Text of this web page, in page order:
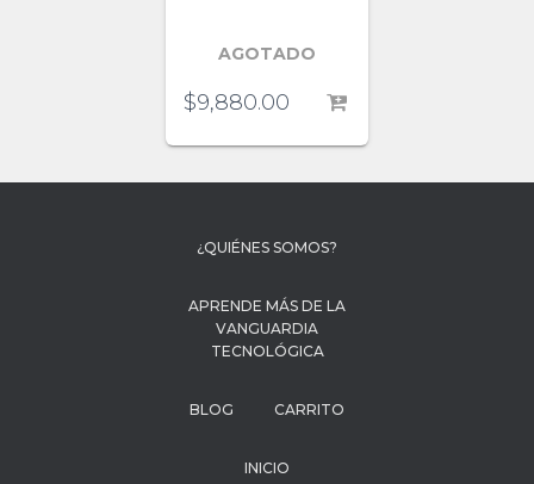
AGOTADO
$9,880.00
¿QUIÉNES SOMOS?
APRENDE MÁS DE LA
VANGUARDIA
TECNOLÓGICA
BLOG CARRITO
INICIO